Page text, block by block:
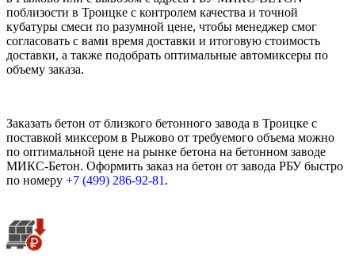
поблизости в Троицке с контролем качества и точной
кубатуры смеси по разумной цене, чтобы менеджер смог
согласовать с вами время доставки и итоговую стоимость
доставки, а также подобрать оптимальные автомиксеры по
объему заказа.
Заказать бетон от близкого бетонного завода в Троицке с
поставкой миксером в Рыжово от требуемого объема можно
по оптимальной цене на рынке бетона на бетонном заводе
МИКС-Бетон. Оформить заказ на бетон от завода РБУ быстро
по номеру +7 (499) 286-92-81 .